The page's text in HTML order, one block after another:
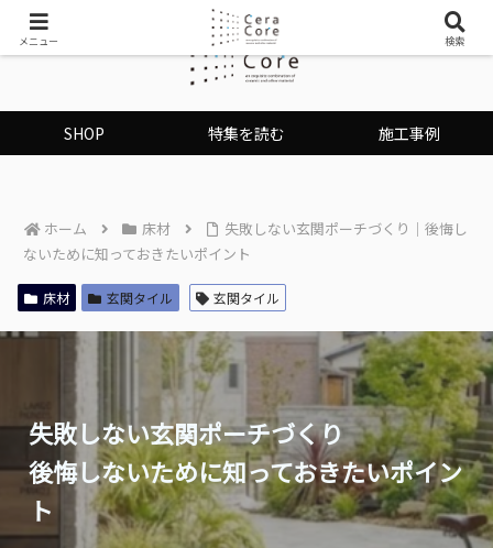
SHOP 特集を読む 施工事例
ホーム 床材
失敗しない玄関ポーチづくり｜後悔し
ないために知っておきたいポイント
床材 玄関タイル 玄関タイル
失敗しない玄関ポーチづくり
後悔しないために知っておきたいポイン
ト
メニュー 検索